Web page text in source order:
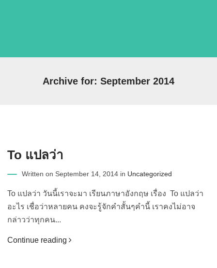
Archive for: September 2014
To แปลว่า
Written on September 14, 2014 in Uncategorized
To แปลว่า วันนี้เราจะมา เรียนภาษาอังกฤษ เรื่อง To แปลว่า
อะไร เชื่อว่าหลายคน คงจะรู้จักคำสั้นๆคำนี้ เราคงไม่อาจ
กล่าวว่าทุกคน...
Continue reading